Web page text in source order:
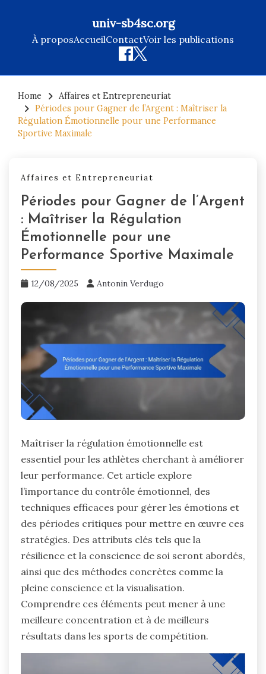
univ-sb4sc.org
À proposAccueilContactVoir les publications
content
Home
Affaires et Entrepreneuriat
Périodes pour Gagner de l’Argent : Maîtriser la
Régulation Émotionnelle pour une Performance
Sportive Maximale
Affaires et Entrepreneuriat
Périodes pour Gagner de l’Argent
: Maîtriser la Régulation
Émotionnelle pour une
Performance Sportive Maximale
12/08/2025 Antonin Verdugo
Maîtriser la régulation émotionnelle est
essentiel pour les athlètes cherchant à améliorer
leur performance. Cet article explore
l’importance du contrôle émotionnel, des
techniques efficaces pour gérer les émotions et
des périodes critiques pour mettre en œuvre ces
stratégies. Des attributs clés tels que la
résilience et la conscience de soi seront abordés,
ainsi que des méthodes concrètes comme la
pleine conscience et la visualisation.
Comprendre ces éléments peut mener à une
meilleure concentration et à de meilleurs
résultats dans les sports de compétition.